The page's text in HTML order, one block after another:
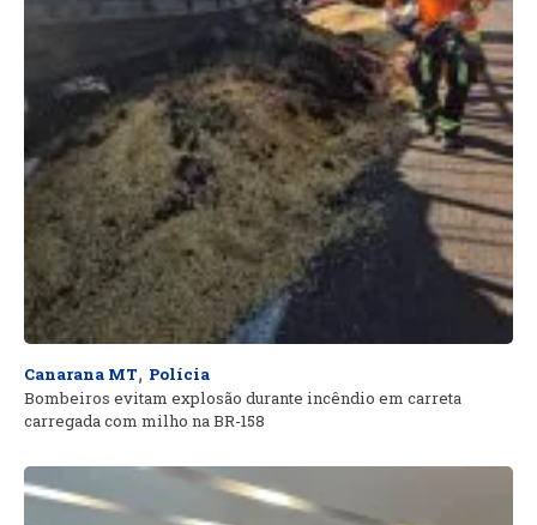
Canarana MT, Polícia
Bombeiros evitam explosão durante incêndio em carreta
carregada com milho na BR-158